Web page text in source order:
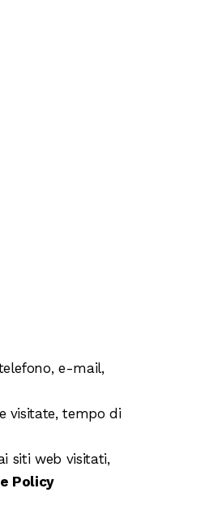
e-mail,
visitate, tempo di
siti web visitati,
Policy